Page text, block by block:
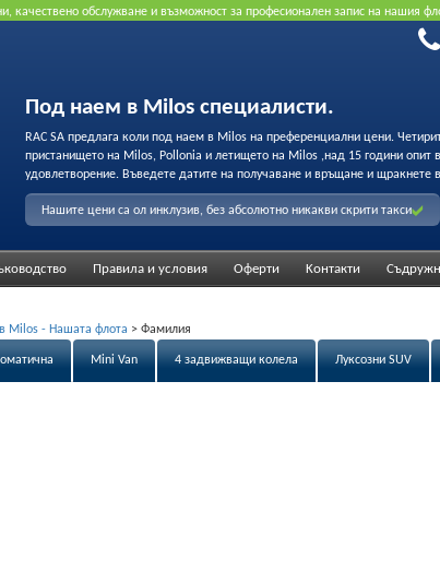
качествено обслужване и възможност за професионален запис на нашия
Под наем в Milos специалисти.
RAC SA предлага коли под наем в Milos на преференциални цени.
пристанището на Milos, Pollonia и летището на Milos ,над 15 години опит
удовлетворение. Въведете датите на получаване и връщане и щракнете
Нашите цени са ол инклузив, без абсолютно никакви скрити такси
Правила и условия Оферти Κонтакти
Milos - Нашата флота > Фамилия
Mini Van 4 задвижващи колела Луксозни SUV